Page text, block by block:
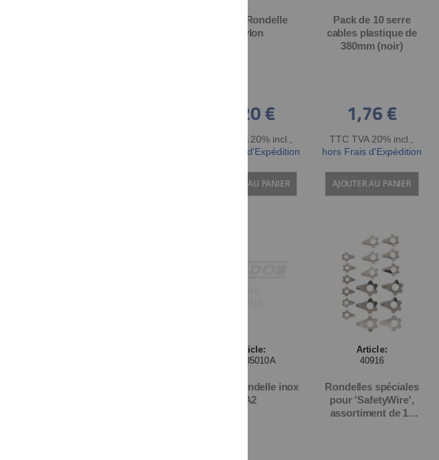
U5x10 Rondelle
nylon
0,20 €
TTC TVA 20% incl.
hors Frais d'Expédition
AJOUTER AU PANIER
Pack de 10 serre
cables plastique de
380mm (noir)
1,76 €
TTC TVA 20% incl.
hors Frais d'Expédition
AJOUTER AU PANIER
Article:
012505010A
U5x10 Rondelle inox
A2
Article:
40916
Rondelles spéciales
pour 'SafetyWire',
assortiment de 18